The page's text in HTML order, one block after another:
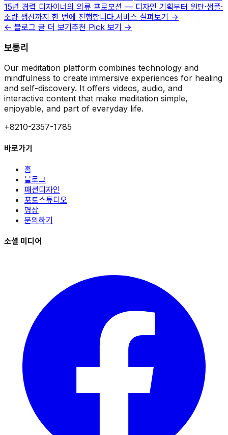
15년 경력 디자이너의 의류 프로모션 — 디자인 기획부터 원단·샘플·
소량 생산까지 한 번에 진행합니다.서비스 살펴보기 →
← 블로그 글 더 보기추천 Pick 보기 →
보통리
Our meditation platform combines technology and
mindfulness to create immersive experiences for healing
and self-discovery. It offers videos, audio, and
interactive content that make meditation simple,
enjoyable, and part of everyday life.
+8210-2357-1785
바로가기
홈
블로그
패션디자인
포토스튜디오
명상
문의하기
소셜 미디어